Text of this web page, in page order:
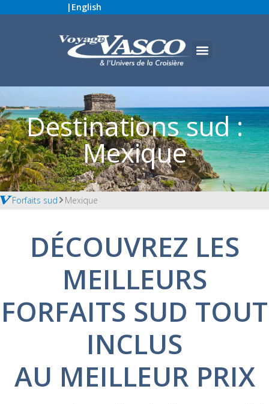
| English
Destinations sud :
Mexique
Forfaits sud Mexique
DÉCOUVREZ LES
MEILLEURS
FORFAITS SUD TOUT
INCLUS
AU MEILLEUR PRIX